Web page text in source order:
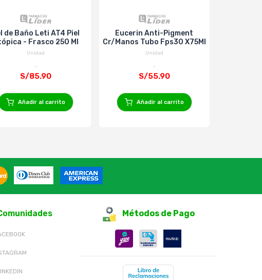
de Baño Leti AT4 Piel
- Frasco 250 Ml
Unidad
S/85.90
Añadir al carrito
Eucerin Anti-Pigment
Cr/Manos Tubo Fps30 X75Ml
Unidad
S/55.90
Añadir al carrito
Métodos de Pago